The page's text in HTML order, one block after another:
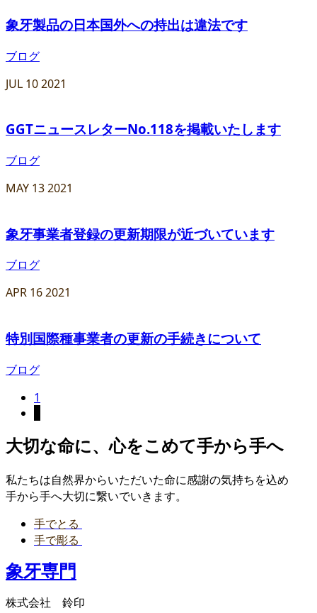
象牙製品の日本国外への持出は違法です
ブログ
JUL 102021
GGTニュースレターNo.118を掲載いたします
ブログ
MAY 132021
象牙事業者登録の更新期限が近づいています
ブログ
APR 162021
特別国際種事業者の更新の手続きについて
ブログ
1
大切な命に、心をこめて手から手へ
私たちは自然界からいただいた命に感謝の気持ちを込め
手から手へ大切に繋いでいきます。
手でとる
手で彫る
象牙専門
株式会社 鈴印